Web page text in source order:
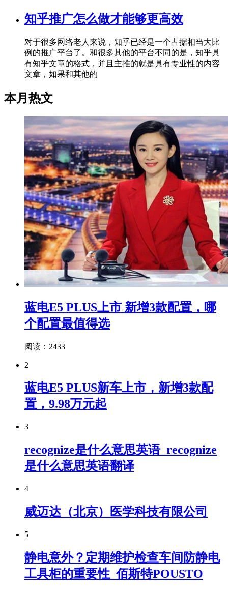
知乎推广怎么做才能够更高效
对于很多网络老人来说，知乎已经是一个占据相当大比
例的推广平台了。和很多其他的平台不同的是，知乎具
有知乎文章的格式，并且主推的就是具有专业性的内容
文章，如果和其他的
本月热文
蓝电E5 PLUS上市 新增3款配置，哪
个配置最值得选
阅读：2433
2
蓝电E5 PLUS新车上市，新增3款配
置，9.98万元起
3
recognize是什么意思英语_recognize
是什么意思英语翻译
4
威迈达（北京）医学科技有限公司
5
静电意外？定期维护检查车间防静电
工具柜的重要性_佰斯特POUSTO